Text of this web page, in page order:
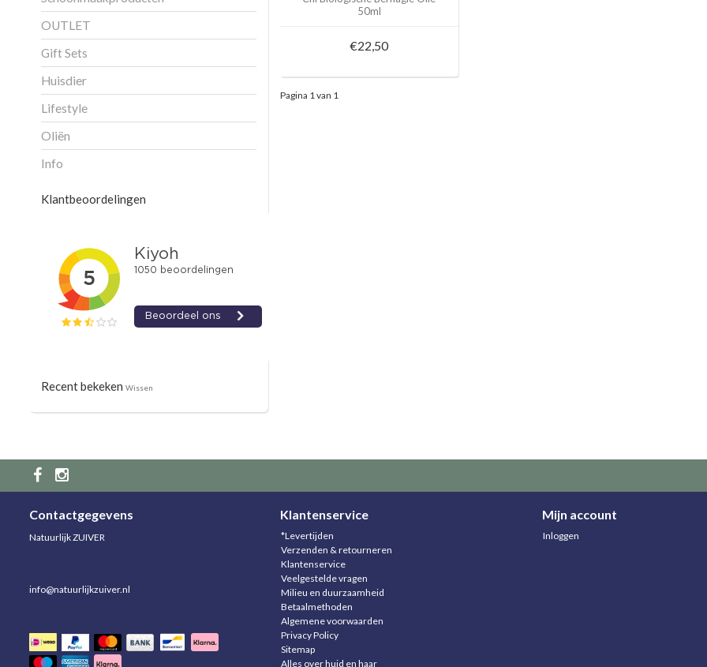
OUTLET
Gift Sets
Huisdier
Lifestyle
Oliën
Info
Klantbeoordelingen
Recent bekeken Wissen
50ml
€22,50
Pagina 1 van 1
Contactgegevens
Natuurlijk ZUIVER
info@natuurlijkzuiver.nl
Klantenservice
*Levertijden
Verzenden & retourneren
Klantenservice
Veelgestelde vragen
Milieu en duurzaamheid
Betaalmethoden
Algemene voorwaarden
Privacy Policy
Sitemap
Alles over huid en haar
Mijn account
Inloggen